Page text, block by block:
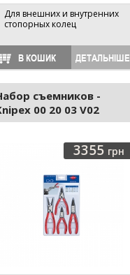
Для внешних и внутренних
стопорных колец
В КОШИК ДЕТАЛЬНІШЕ
съемников -
00 20 03 V02
3355 грн